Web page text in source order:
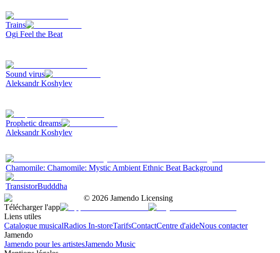
Trains
Ogi Feel the Beat
Sound virus
Aleksandr Koshylev
Prophetic dreams
Aleksandr Koshylev
Chamomile: Chamomile: Mystic Ambient Ethnic Beat Background
TransistorBudddha
© 2026 Jamendo Licensing
Télécharger l'app
Liens utiles
Catalogue musicalRadios In-storeTarifsContactCentre d'aideNous contacter
Jamendo
Jamendo pour les artistesJamendo Music